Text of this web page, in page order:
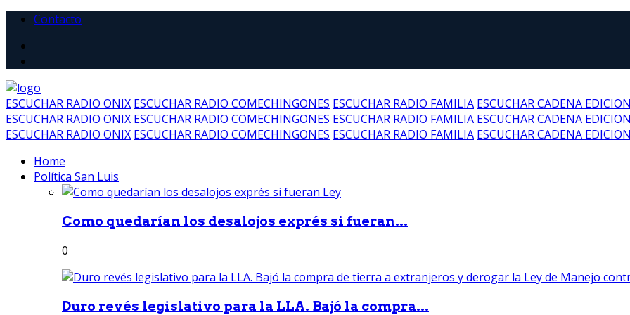
Contacto
ESCUCHAR RADIO ONIX ESCUCHAR RADIO COMECHINGONES ESCUCHAR RADIO FAMILIA ESCUCHAR CADENA EDICION
ESCUCHAR RADIO ONIX ESCUCHAR RADIO COMECHINGONES ESCUCHAR RADIO FAMILIA ESCUCHAR CADENA EDICION
ESCUCHAR RADIO ONIX ESCUCHAR RADIO COMECHINGONES ESCUCHAR RADIO FAMILIA ESCUCHAR CADENA EDICION
Home
Política San Luis
Como quedarían los desalojos exprés si fueran...
0
Duro revés legislativo para la LLA. Bajó la compra...